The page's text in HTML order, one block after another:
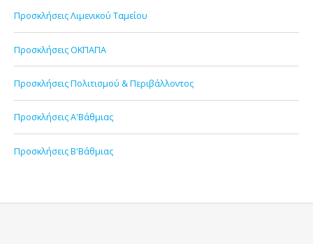
Προσκλήσεις Λιμενικού Ταμείου
Προσκλήσεις ΟΚΠΑΠΑ
Προσκλήσεις Πολιτισμού & Περιβάλλοντος
Προσκλήσεις Α'Βάθμιας
Προσκλήσεις Β'Βάθμιας